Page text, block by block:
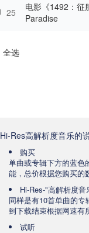
25
电影《1492：征
Paradise
全选
Hi-Res高解析度音乐的
购买
单曲或专辑下方的蓝色
能，总价根据您购买的
Hi-Res-"高解析度音
同样是有10首单曲的
到下载结束根据网速有
试听